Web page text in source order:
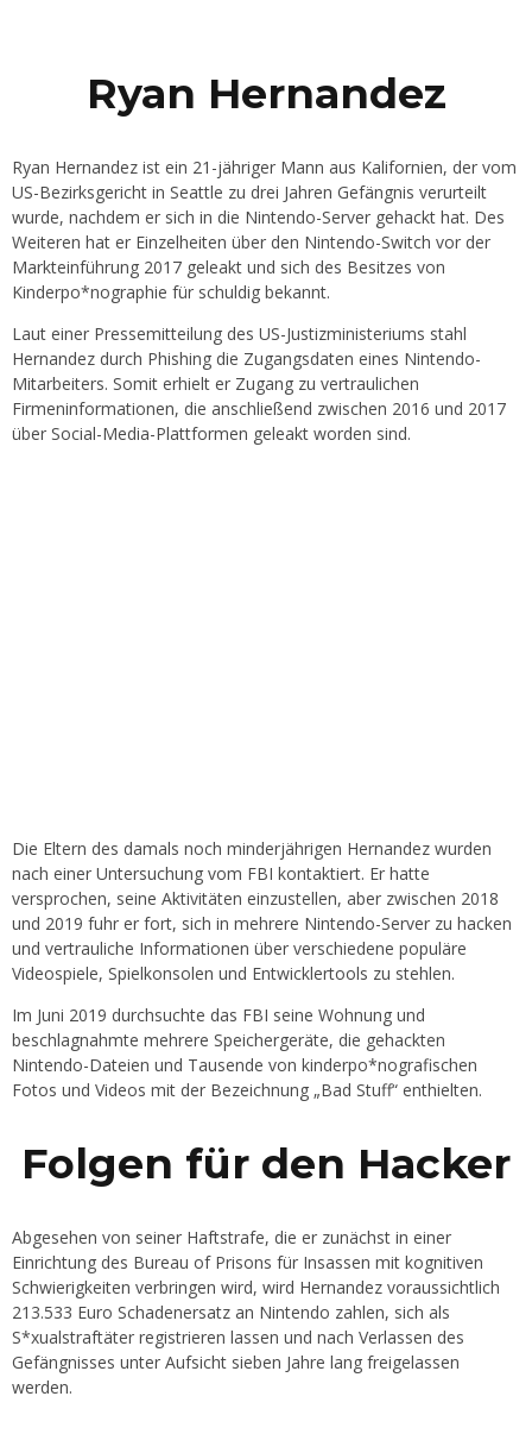
Ryan Hernandez
Ryan Hernandez ist ein 21-jähriger Mann aus Kalifornien, der vom
US-Bezirksgericht in Seattle zu drei Jahren Gefängnis verurteilt
wurde, nachdem er sich in die Nintendo-Server gehackt hat. Des
Weiteren hat er Einzelheiten über den Nintendo-Switch vor der
Markteinführung 2017 geleakt und sich des Besitzes von
Kinderpo*nographie für schuldig bekannt.
Laut einer Pressemitteilung des US-Justizministeriums stahl
Hernandez durch Phishing die Zugangsdaten eines Nintendo-
Mitarbeiters. Somit erhielt er Zugang zu vertraulichen
Firmeninformationen, die anschließend zwischen 2016 und 2017
über Social-Media-Plattformen geleakt worden sind.
Die Eltern des damals noch minderjährigen Hernandez wurden
nach einer Untersuchung vom FBI kontaktiert. Er hatte
versprochen, seine Aktivitäten einzustellen, aber zwischen 2018
und 2019 fuhr er fort, sich in mehrere Nintendo-Server zu hacken
und vertrauliche Informationen über verschiedene populäre
Videospiele, Spielkonsolen und Entwicklertools zu stehlen.
Im Juni 2019 durchsuchte das FBI seine Wohnung und
beschlagnahmte mehrere Speichergeräte, die gehackten
Nintendo-Dateien und Tausende von kinderpo*nografischen
Fotos und Videos mit der Bezeichnung „Bad Stuff“ enthielten.
Folgen für den Hacker
Abgesehen von seiner Haftstrafe, die er zunächst in einer
Einrichtung des Bureau of Prisons für Insassen mit kognitiven
Schwierigkeiten verbringen wird, wird Hernandez voraussichtlich
213.533 Euro Schadenersatz an Nintendo zahlen, sich als
S*xualstraftäter registrieren lassen und nach Verlassen des
Gefängnisses unter Aufsicht sieben Jahre lang freigelassen
werden.